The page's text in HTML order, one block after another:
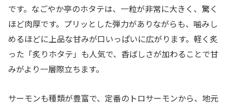
です。なごやか亭のホタテは、一粒が非常に大きく、驚く
ほど肉厚です。プリッとした弾力がありながらも、噛みし
めるほどに上品な甘みが口いっぱいに広がります。軽く炙
った「炙りホタテ」も人気で、香ばしさが加わることで甘
みがより一層際立ちます。
サーモンも種類が豊富で、定番のトロサーモンから、地元